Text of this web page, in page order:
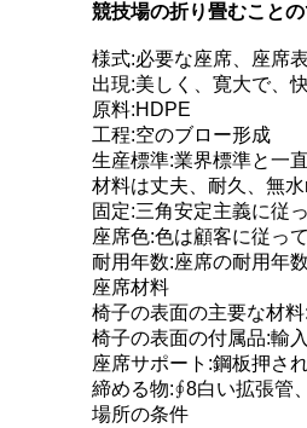
競技場の折り畳むこと
様式:必要な座席、座席
出現:美しく、寛大で、
原料:HDPE
工程:空のブロー形成
生産標準:業界標準と一
材料は丈夫、耐久、無
固定:三角安定主義に従
座席色:色は顧客に従っ
耐用年数:座席の耐用年
座席材料
椅子の表面の主要な材
椅子の表面の付属品:輸
座席サポート:鋼板押さ
締める物:∮8白い拡張管
場所の条件